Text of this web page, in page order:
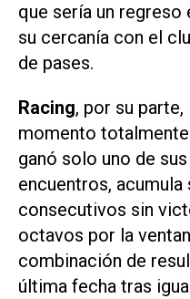
que sería un regreso
su cercanía con el
de pases.
Racing, por su
momento
ganó solo uno de
encuentros,
consecutivos sin
octavos por la
combinación de
última fecha tras